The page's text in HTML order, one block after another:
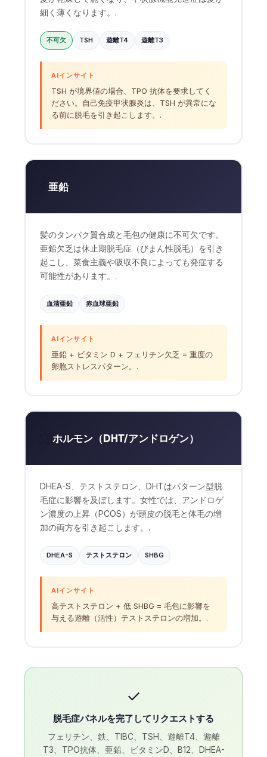
細く薄くなります。.
不可欠 TSH 遊離T4 遊離T3
AIインサイト
TSH が境界値の場合、TPO 抗体を要求してく
ださい。自己免疫甲状腺炎は、TSH が異常にな
る前に脱毛を引き起こします。.
亜鉛
髪のタンパク質合成と毛包の健康に不可欠です。
亜鉛欠乏は休止期脱毛症（びまん性脱毛）を引き
起こし、菜食主義や吸収不良によっても発症する
可能性があります。.
血清亜鉛 赤血球亜鉛
AIインサイト
亜鉛 + ビタミン D + フェリチン欠乏 = 重度の
卵胞ストレスパターン。.
ホルモン（DHT/アンドロゲン）
DHEA-S、テストステロン、DHTはパターン型脱
毛症に影響を及ぼします。女性では、アンドロゲ
ン濃度の上昇（PCOS）が頭皮の脱毛と体毛の増
加の両方を引き起こします。.
DHEA-S テストステロン SHBG
AIインサイト
高テストステロン + 低 SHBG = 毛包に影響を
与える遊離（活性）テストステロンの増加。.
✓
脱毛症パネルを完了してリクエストする
フェリチン、鉄、TIBC、TSH、遊離T4、遊離
T3、TPO抗体、亜鉛、ビタミンD、B12、DHEA-
Afrikaans
Монгол
Cebuano
Татар теле
Беларуская мова
Ślōnskŏ gŏdka
Norsk bokmål